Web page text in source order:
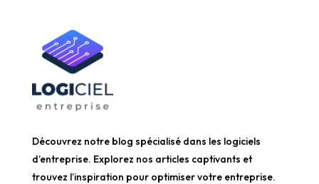
Découvrez notre blog spécialisé dans les logiciels
d’entreprise. Explorez nos articles captivants et
trouvez l’inspiration pour optimiser votre entreprise.